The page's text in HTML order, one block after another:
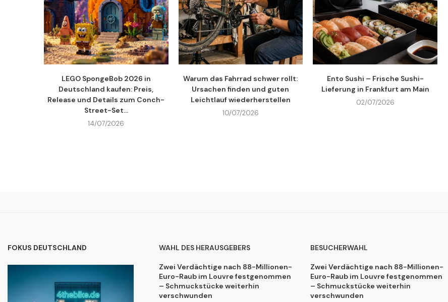
LEGO SpongeBob 2026 in
Deutschland kaufen: Preis,
Release und Details zum Conch-
Street-Set...
14/07/2026
Warum das Fahrrad schwer rollt:
Ursachen finden und guten
Leichtlauf wiederherstellen
10/07/2026
Ento Sushi – Frische Sushi-
Lieferung in Frankfurt am Main
02/07/2026
FOKUS DEUTSCHLAND WAHL DES HERAUSGEBERS
Zwei Verdächtige nach 88-Millionen-
Euro-Raub im Louvre festgenommen
– Schmuckstücke weiterhin
verschwunden
BESUCHERWAHL
Zwei Verdächtige nach 88-Millionen-
Euro-Raub im Louvre festgenommen
– Schmuckstücke weiterhin
verschwunden